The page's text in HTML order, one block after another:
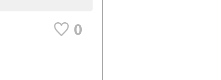
0